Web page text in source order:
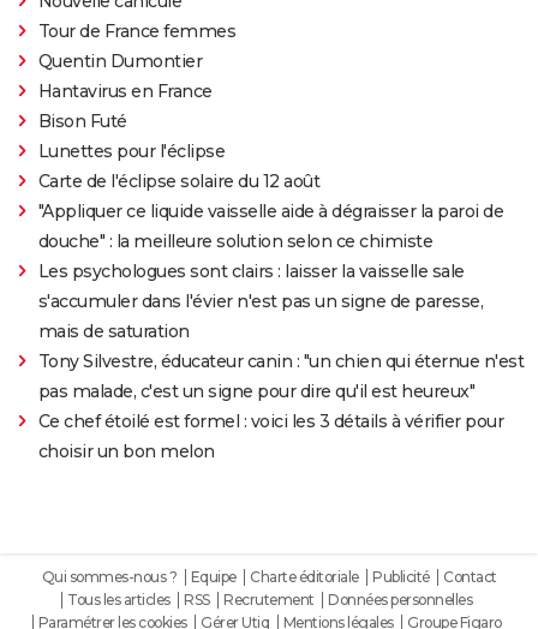
Tour de France femmes
Quentin Dumontier
Hantavirus en France
Bison Futé
Lunettes pour l'éclipse
Carte de l'éclipse solaire du 12 août
"Appliquer ce liquide vaisselle aide à dégraisser la paroi de
douche" : la meilleure solution selon ce chimiste
Les psychologues sont clairs : laisser la vaisselle sale
s'accumuler dans l'évier n'est pas un signe de paresse,
mais de saturation
Tony Silvestre, éducateur canin : "un chien qui éternue n'est
pas malade, c'est un signe pour dire qu'il est heureux"
Ce chef étoilé est formel : voici les 3 détails à vérifier pour
choisir un bon melon
Qui sommes-nous ? Equipe Charte éditoriale Publicité
Contact
Tous les articles
RSS Recrutement
Données personnelles
Paramétrer les cookies
Gérer Utiq Mentions légales Groupe Figaro